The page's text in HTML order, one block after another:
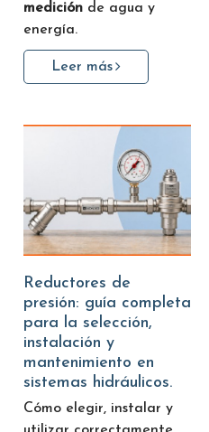
medición de agua y
energía.
Leer más
Reductores de
presión: guía completa
para la selección,
instalación y
mantenimiento en
sistemas hidráulicos.
Cómo elegir, instalar y